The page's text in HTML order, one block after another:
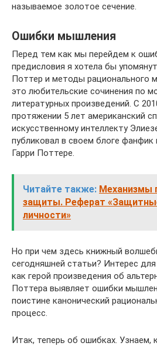
называемое золотое сечение.
Ошибки мышления
Перед тем как мы перейдем к
предисловия я хотела бы
Поттер и методы рационального
это любительские сочинения по
литературных произведений. С
протяжении 5 лет американский
искусственному интеллекту
публиковал в своем блоге фанфик
Гарри Поттере.
Читайте также: Механизмы
защиты. Реферат
личности»
Но при чем здесь книжный
сегодняшней статьи? Интерес
как герой произведения об
Поттера выявляет ошибки
поистине канонический
процесс.
Итак, теперь об ошибках. Узнаем,